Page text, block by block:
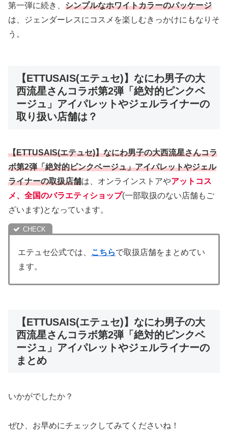
第一弾に続き、 シンプルなホワイトカラーのパッケージ
は、ジェンダーレスにコスメを楽しむきっかけにもなりそ
う。
【ETTUSAIS(エテュセ)】なにわ男子の大
西流星さんコラボ第2弾「絶対的ピンクベ
ージュ」アイパレットやジェルライナーの
取り扱い店舗は？
【ETTUSAIS(エテュセ)】なにわ男子の大西流星さんコラ
ボ第2弾「絶対的ピンクベージュ」アイパレットやジェル
ライナーの取扱店舗は、オンラインストアやアットコス
メ、全国のバラエティショップ(一部取扱のない店舗もご
ざいます)となっています。
エテュセ公式では、 こちらで取扱店舗をまとめてい
ます。
【ETTUSAIS(エテュセ)】なにわ男子の大
西流星さんコラボ第2弾「絶対的ピンクベ
ージュ」アイパレットやジェルライナーの
まとめ
いかがでしたか？
ぜひ、お早めにチェックしてみてくださいね！